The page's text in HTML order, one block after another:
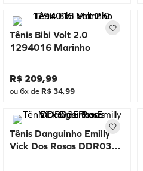
Tênis Bibi Volt 2.0
1294016 Marinho
R$ 209,99
ou6x de R$ 34,99
Tênis Danguinho Emilly
Vick Dos Rosas DDR03E